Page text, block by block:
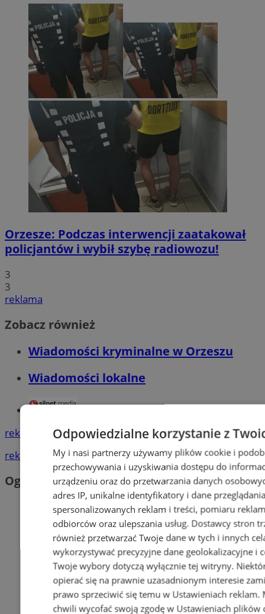
Orzesze: Podczas interwencji zaatakował
policjantów i wybił szybę radiowozu!
3
3
reklama
Zobacz również
Wiadomości kryminalne w Orzeszu
Wiadomości lokalne
reklama
reklama
Ogłoszenia
Odpowiedzialne korzystanie z
My i nasi partnerzy używamy plików cookie i
przechowywania i uzyskiwania dostępu do
urządzeniu oraz do przetwarzania danych
adres IP, unikalne identyfikatory i dane
spersonalizowanych reklam i treści, pomiaru
odbiorców oraz ulepszania usług. Dostawcy stron
również przetwarzać Twoje dane w tych i innych
wykorzystywać precyzyjne dane geolokalizacyjne i
Twoje wybory dotyczą wyłącznie tej witryny.
opierać się na prawnie uzasadnionym interesie
prawo sprzeciwić się temu w Ustawieniach reklam.
chwili wycofać swoją zgodę w Ustawieniach plików